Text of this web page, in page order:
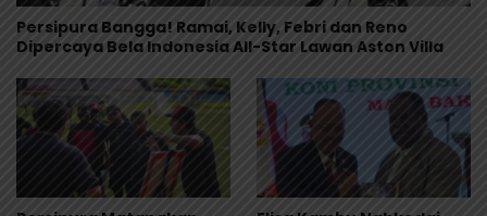
Persipura Bangga! Ramai, Kelly, Febri dan Reno
Dipercaya Bela Indonesia All-Star Lawan Aston Villa